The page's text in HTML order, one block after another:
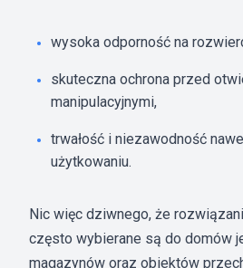
wysoka odporność na
skuteczna ochrona przed
manipulacyjnymi,
trwałość i niezawodność
użytkowaniu.
Nic więc dziwnego, że
często wybierane są do domów
magazynów oraz obiektów